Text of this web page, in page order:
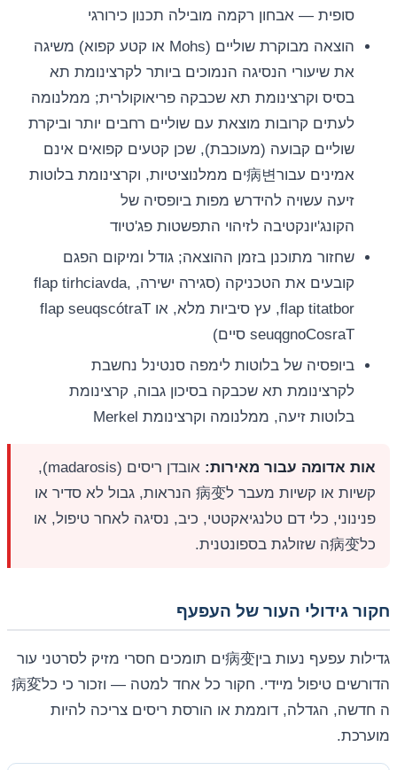
סופית — אבחון רקמה מובילה תכנון כירורגי
הוצאה מבוקרת שוליים (Mohs או קטע קפוא) משיגה
את שיעורי הנסיגה הנמוכים ביותר לקרצינומת תא
בסיס וקרצינומת תא שכבקה פריאוקולרית; ממלנומה
לעתים קרובות מוצאת עם שוליים רחבים יותר וביקרת
שוליים קבועה (מעוכבת), שכן קטעים קפואים אינם
אמינים עבור病변ים ממלנוציטיות, וקרצינומת בלוטות
זיעה עשויה להידרש מפות ביופסיה של
הקונג'יונקטיבה לזיהוי התפשטות פג'טיוד
שחזור מתוכנן בזמן ההוצאה; גודל ומיקום הפגם
קובעים את הטכניקה (סגירה ישירה, flap tirhciavda,
flap titatbor, עץ סיביות מלא, או flap seuqscótraT
seuqgnoCosraT סיים)
ביופסיה של בלוטות לימפה סנטינל נחשבת
לקרצינומת תא שכבקה בסיכון גבוה, קרצינומת
בלוטות זיעה, ממלנומה וקרצינומת Merkel
אות אדומה עבור מאירות:
אובדן ריסים (madarosis),
קשיות או קשיות מעבר ל病变 הנראות, גבול לא סדיר או
פנינוני, כלי דם טלנגיאקטטי, כיב, נסיגה לאחר טיפול, או
כל病变ה שזולגת בספונטנית.
חקור גידולי העור של העפעף
גדילות עפעף נעות בין病变ים תומכים חסרי מזיק לסרטני עור
הדורשים טיפול מיידי. חקור כל אחד למטה — וזכור כי כל病変
ה חדשה, הגדלה, דוממת או הורסת ריסים צריכה להיות
מוערכת.